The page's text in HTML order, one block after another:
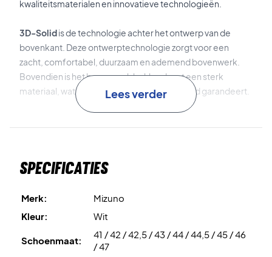
kwaliteitsmaterialen en innovatieve technologieën.
3D-Solidis de technologie achter het ontwerp van de
bovenkant. Deze ontwerptechnologie zorgt voor een
zacht, comfortabel, duurzaam en ademend bovenwerk.
Bovendien is het bovenwerk bekleed met een sterk
materiaal, wat een uitstekende duurzaamheid garandeert.
effect. Bovendien is er
en schokabsorptie van de tussenzool aanzienlijk.
Tot slot is de buitenzool gemaakt van het innovatieve
materiaal, een carbon-rubbermix. Dit zorgt voor een
duurzame en uiterst slipvaste buitenzool.
Lees verder
Specificaties
Merk:
Mizuno
Kleur:
Wit
Schoenmaat:
41 / 42 / 42,5 / 43 / 44 / 44,5 / 45 / 46
/ 47